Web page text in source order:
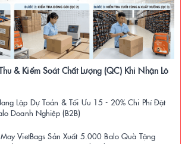
& Kiểm Soát Chất Lượng (QC) Khi Nhận Lô
Lập Dự Toán & Tối Ưu 15 - 20% Chi Phí Đặt
Doanh Nghiệp (B2B)
VietBags Sản Xuất 5.000 Balo Quà Tặng